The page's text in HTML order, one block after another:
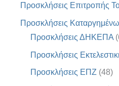
Προσκλήσεις Επιτροπής
Προσκλήσεις
Προσκλήσεις ΔΗΚΕΠΑ
Προσκλήσεις
Προσκλήσεις ΕΠΖ (48)